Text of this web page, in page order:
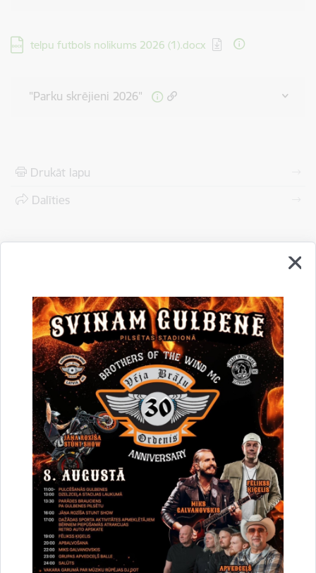
Lejupielādēt:
telpu futbols nolikums 2026 (1).docx
"Parku skrējieni 2026"
Drukāt lapu
Dalīties
Vai šī informācija bija noderīga?
Sniegt atsauksmi
Esi pirmais, kurš uzzina!